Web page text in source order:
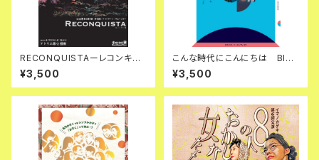
RECONQUISTAーレコンキス
ター DVD
¥3,500
こんな時代にこんにちは Blu-
ray
¥3,500